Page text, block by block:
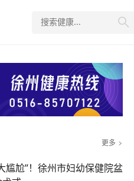

更多 
尴尬”！徐州市妇幼保健院盆